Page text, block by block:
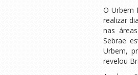
O Urbem
realizar
nas
Sebrae
Urbem,
revelou